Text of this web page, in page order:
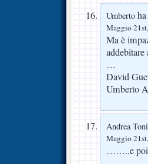
Umberto
Maggio
Ma è
…
David
Umberto
Andrea
Maggio
……..e poi